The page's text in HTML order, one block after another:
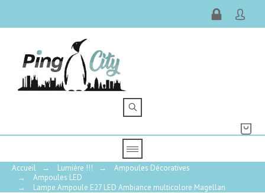
Accueil → Lumière !!! →
Ampoules Décoratives
→
Ampoules LED
→
Lampe Ampoule E27 LED Ambiance multicolore Magellan